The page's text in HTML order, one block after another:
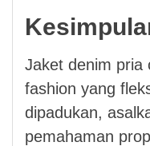
Jaket denim pria
fashion yang
dipadukan,
pemahaman